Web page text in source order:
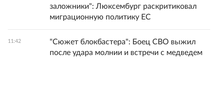
заложники": Люксембург раскритиковал
миграционную политику ЕС
11:42
"Сюжет блокбастера": Боец СВО выжил
после удара молнии и встречи с медведем